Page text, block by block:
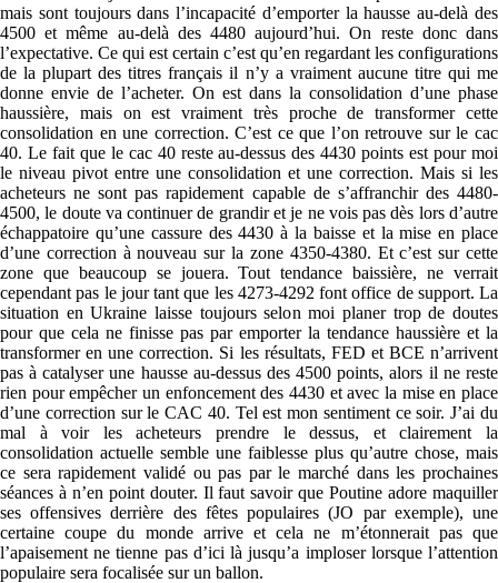
mais sont toujours dans l’incapacité d’emporter la hausse au-delà des
4500 et même au-delà des 4480 aujourd’hui. On reste donc dans
l’expectative. Ce qui est certain c’est qu’en regardant les configurations
de la plupart des titres français il n’y a vraiment aucune titre qui me
donne envie de l’acheter. On est dans la consolidation d’une phase
haussière, mais on est vraiment très proche de transformer cette
consolidation en une correction. C’est ce que l’on retrouve sur le cac
40. Le fait que le cac 40 reste au-dessus des 4430 points est pour moi
le niveau pivot entre une consolidation et une correction. Mais si les
acheteurs ne sont pas rapidement capable de s’affranchir des 4480-
4500, le doute va continuer de grandir et je ne vois pas dès lors d’autre
échappatoire qu’une cassure des 4430 à la baisse et la mise en place
d’une correction à nouveau sur la zone 4350-4380. Et c’est sur cette
zone que beaucoup se jouera. Tout tendance baissière, ne verrait
cependant pas le jour tant que les 4273-4292 font office de support. La
situation en Ukraine laisse toujours selon moi planer trop de doutes
pour que cela ne finisse pas par emporter la tendance haussière et la
transformer en une correction. Si les résultats, FED et BCE n’arrivent
pas à catalyser une hausse au-dessus des 4500 points, alors il ne reste
rien pour empêcher un enfoncement des 4430 et avec la mise en place
d’une correction sur le CAC 40. Tel est mon sentiment ce soir. J’ai du
mal à voir les acheteurs prendre le dessus, et clairement la
consolidation actuelle semble une faiblesse plus qu’autre chose, mais
ce sera rapidement validé ou pas par le marché dans les prochaines
séances à n’en point douter. Il faut savoir que Poutine adore maquiller
ses offensives derrière des fêtes populaires (JO par exemple), une
certaine coupe du monde arrive et cela ne m’étonnerait pas que
l’apaisement ne tienne pas d’ici là jusqu’a imploser lorsque l’attention
populaire sera focalisée sur un ballon.